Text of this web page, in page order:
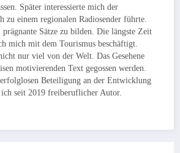
Später interessierte mich der
zu einem regionalen Radiosender führte.
Sätze zu bilden. Die längste Zeit
mich mit dem Tourismus beschäftigt.
nur viel von der Welt. Das Gesehene
motivierenden Text gegossen werden.
Beteiligung an der Entwicklung
ich seit 2019 freiberuflicher Autor.